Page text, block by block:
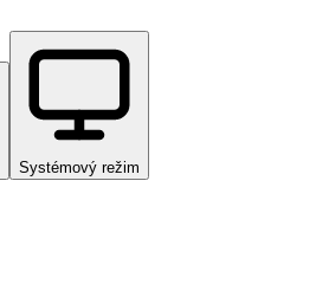
Systémový režim